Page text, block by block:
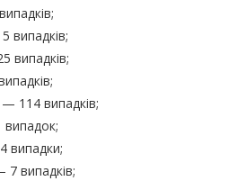
випадків;
випадків;
114 випадків;
випадок;
випадки;
випадків;